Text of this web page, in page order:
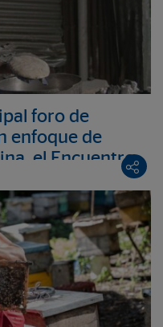
foro de
enfoque de
el Encuentro